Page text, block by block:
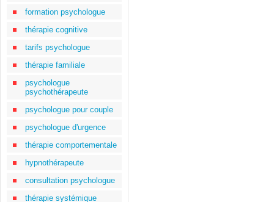
formation psychologue
thérapie cognitive
tarifs psychologue
thérapie familiale
psychologue
psychothérapeute
psychologue pour couple
psychologue d'urgence
thérapie comportementale
hypnothérapeute
consultation psychologue
thérapie systémique